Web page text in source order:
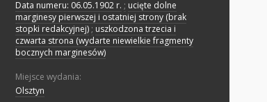
Data numeru: 06.05.1902 r. ; ucięte dolne
marginesy pierwszej i ostatniej strony (brak
stopki redakcyjnej) ; uszkodzona trzecia i
czwarta strona (wydarte niewielkie fragmenty
bocznych marginesów)
Miejsce wydania:
Olsztyn